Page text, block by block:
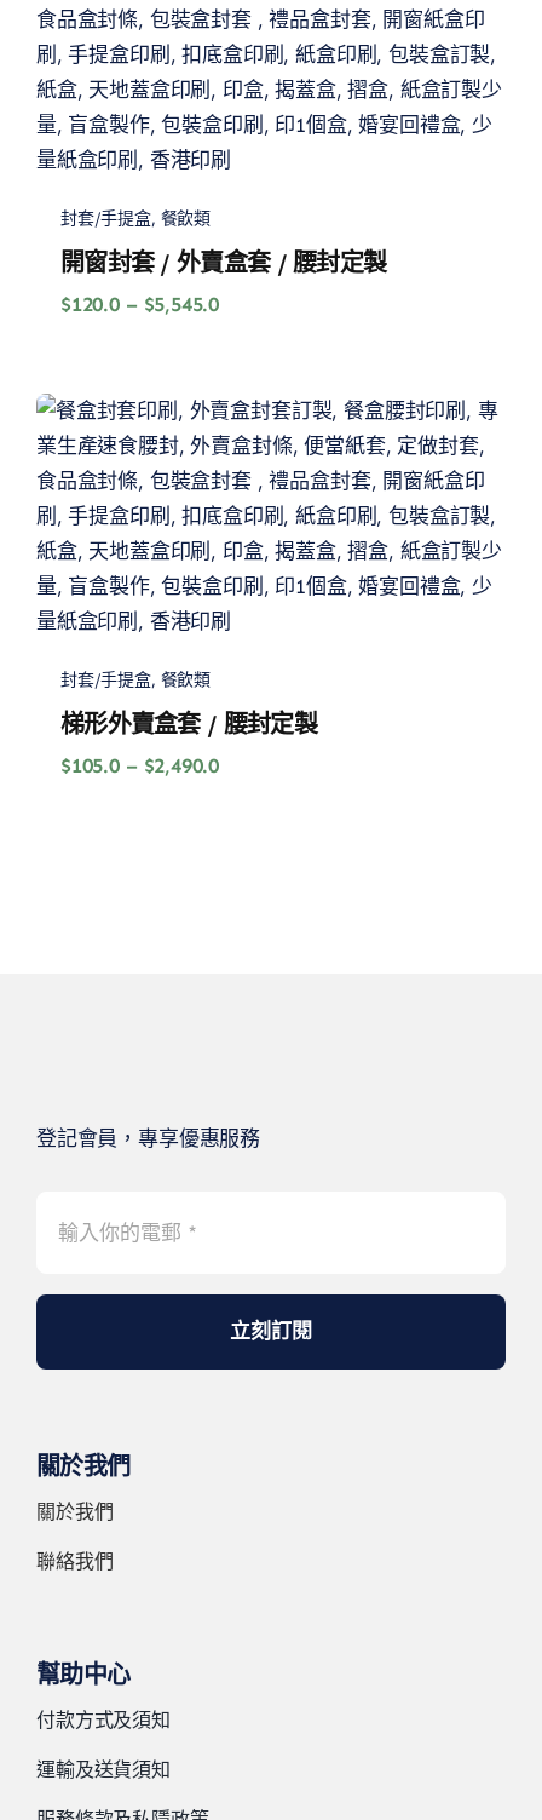
封套/手提盒, 餐飲類
開窗封套 / 外賣盒套 / 腰封定製
$120.0 – $5,545.0價
$120.0
到
$5,545.0
封套/手提盒, 餐飲類
梯形外賣盒套 / 腰封定製
$105.0 – $2,490.0價
登記會員，專享優惠服務
立刻訂閱
關於我們
關於我們
聯絡我們
幫助中心
付款方式及須知
運輸及送貨須知